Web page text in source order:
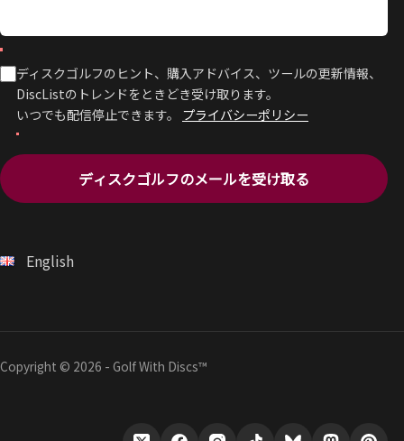
ディスクゴルフのヒント、購入アドバイス、ツールの更新情報、
DiscListのトレンドをときどき受け取ります。
いつでも配信停止できます。 プライバシーポリシー
ディスクゴルフのメールを受け取る
English
Copyright © 2026 - Golf With Discs™